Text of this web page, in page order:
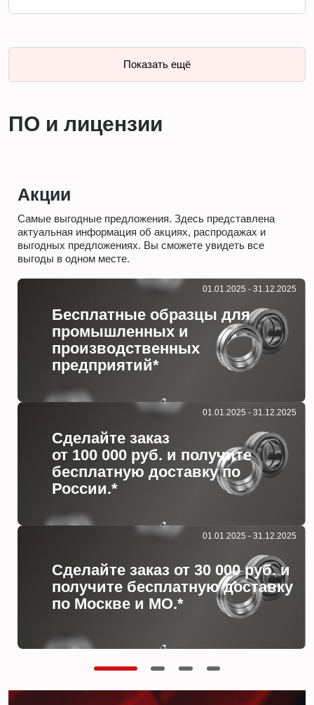
Показать ещё
ПО и лицензии
Акции
Самые выгодные предложения. Здесь представлена
актуальная информация об акциях, распродажах и
выгодных предложениях. Вы сможете увидеть все
выгоды в одном месте.
Бесплатные образцы для
промышленных и
производственных
предприятий*
01.01.2025 - 31.12.2025
Сделайте заказ
от 100 000 руб. и получите
бесплатную доставку по
России.*
01.01.2025 - 31.12.2025
Сделайте заказ от 30 000 руб. и
получите бесплатную доставку
по Москве и МО.*
01.01.2025 - 31.12.2025